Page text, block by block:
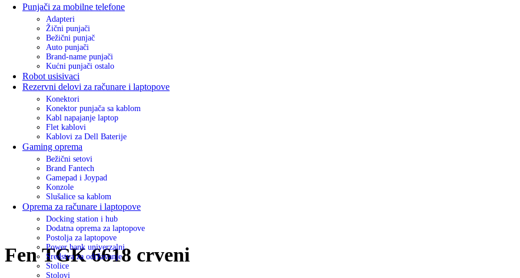
Punjači za mobilne telefone
Adapteri
Žični punjači
Bežični punjač
Auto punjači
Brand-name punjači
Kućni punjači ostalo
Robot usisivaci
Rezervni delovi za računare i laptopove
Konektori
Konektor punjača sa kablom
Kabl napajanje laptop
Flet kablovi
Kablovi za Dell Baterije
Gaming oprema
Bežični setovi
Brand Fantech
Gamepad i Joypad
Konzole
Slušalice sa kablom
Oprema za računare i laptopove
Docking station i hub
Dodatna oprema za laptopove
Postolja za laptopove
Power bank univerzalni
Sredstva za održavanje
Stolice
Stolovi
Fen TGK 6618 crveni